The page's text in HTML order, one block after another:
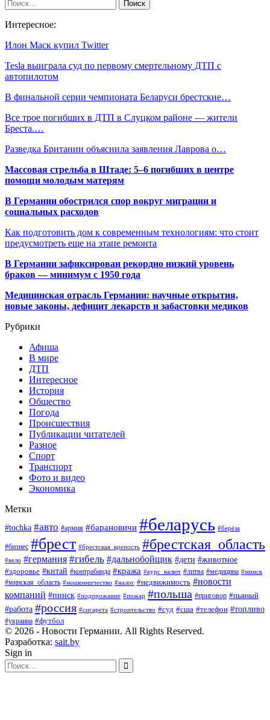
Интересное:
Илон Маск купил Twitter
Tesla выиграла суд по первому смертельному ДТП с
автопилотом
В финальной серии чемпионата Беларуси брестские…
Все трое погибших в ДТП в Слуцком районе — жители
Бреста.…
Разведка Британии объяснила заявления Лаврова о…
Массовая стрельба в Штаде: 5–6 погибших в центре
помощи молодым матерям
В Германии обострился спор вокруг миграции и
социальных расходов
Как подготовить дом к современным технологиям: что стоит
предусмотреть еще на этапе ремонта
В Германии зафиксирован рекордно низкий уровень
браков — минимум с 1950 года
Медицинская отрасль Германии: научные открытия,
новые законы, дефицит лекарств и забастовки медиков
Рубрики
Афиша
В мире
ДТП
Интересное
История
Общество
Погода
Происшествия
Публикации читателей
Разное
Спорт
Транспорт
Фото и видео
Экономика
Метки
#tochka #авто #армия #барановичи #беларусь #берёза
#бизнес #брест #брестская_крепость #брестская_область
#вело #германия #гибель #дальнобойщик #дети #животное
#здоровье #китай #контрабанда #кража #курс_валют #литва #медицина #минск
#минская_область #мошенничество #налог #недвижимость #новости
компаний #пинск #подорожание #пожар #польша #приговор #пьяный
#работа #россия #сигарета #строительство #суд #сша #телефон #топливо
#украина #футбол
© 2026 - Новости Германии. All Rights Reserved.
Разработка: sait.by
Sign in